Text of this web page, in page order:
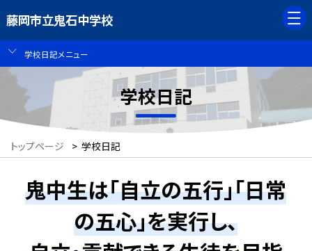
藤岡市立鬼石中学校
学校日記メニュー
学校日記
トップページ > 学校日記
鬼中生は「自立の五行」「日常
の五心」を実行し、